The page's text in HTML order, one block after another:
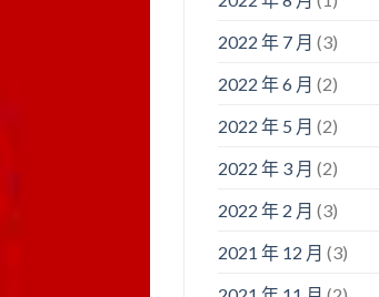
2022 年 7 月 (3)
2022 年 6 月 (2)
2022 年 5 月 (2)
2022 年 3 月 (2)
2022 年 2 月 (3)
2021 年 12 月 (3)